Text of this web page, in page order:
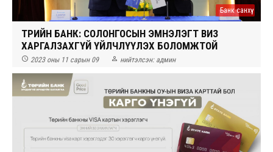
Банк санхүү
ТӨРИЙН БАНК: СОЛОНГОСЫН ЭМНЭЛЭГТ ВИЗ
ХАРГАЛЗАХГҮЙ ҮЙЛЧЛҮҮЛЭХ БОЛОМЖТОЙ
 2023 оны 11 сарын 09  нийтэлсэн: админ